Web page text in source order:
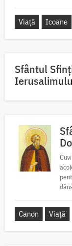
Viață Icoane
Sfântul
Canon Viață